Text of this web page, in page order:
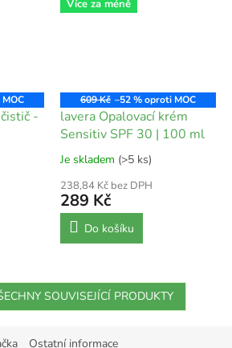
-
Více za méně
609 Kč –52 %
lavera Opalovací krém
Sensitiv SPF 30 | 100 ml
Je skladem (>5 ks)
238,84 Kč bez DPH
289 Kč
Do košíku
SOUVISEJÍCÍ PRODUKTY
Ostatní informace